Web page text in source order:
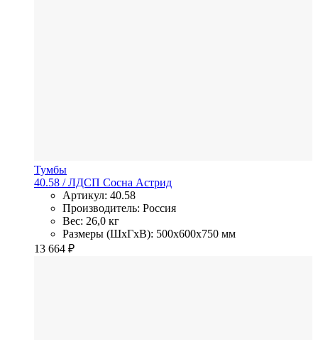
Тумбы
40.58 / ЛДСП Сосна Астрид
Артикул: 40.58
Производитель: Россия
Вес: 26,0 кг
Размеры (ШхГхВ): 500x600x750 мм
13 664 ₽